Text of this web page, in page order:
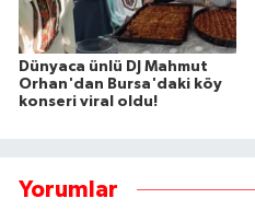
Dünyaca ünlü DJ Mahmut
Orhan'dan Bursa'daki köy
konseri viral oldu!
Yorumlar